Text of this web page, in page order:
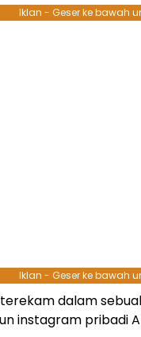
Iklan - Geser ke bawah
Iklan - Geser ke bawah
terekam dalam
instagram pribadi